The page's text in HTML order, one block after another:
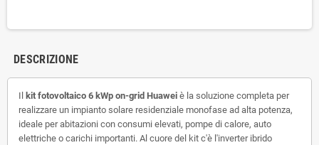
DESCRIZIONE
Il kit fotovoltaico 6 kWp on-grid Huawei è la soluzione completa per
realizzare un impianto solare residenziale monofase ad alta potenza,
ideale per abitazioni con consumi elevati, pompe di calore, auto
elettriche o carichi importanti. Al cuore del kit c'è l'inverter ibrido